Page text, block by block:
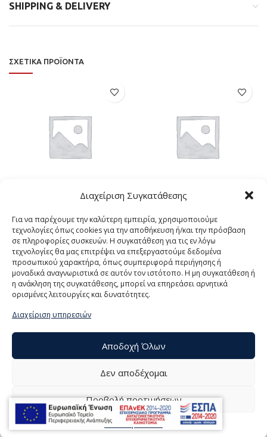
Διαχείριση Συγκατάθεσης
Για να παρέχουμε την καλύτερη εμπειρία, χρησιμοποιούμε
τεχνολογίες όπως cookies για την αποθήκευση ή/και την πρόσβαση
σε πληροφορίες συσκευών. Η συγκατάθεση για τις εν λόγω
τεχνολογίες θα μας επιτρέψει να επεξεργαστούμε δεδομένα
προσωπικού χαρακτήρα, όπως συμπεριφορά περιήγησης ή
μοναδικά αναγνωριστικά σε αυτόν τον ιστότοπο. Η μη συγκατάθεση ή
η ανάκληση της συγκατάθεσης, μπορεί να επηρεάσει αρνητικά
ορισμένες λειτουργίες και δυνατότητες.
Διαχείριση υπηρεσιών
Αποδοχή Όλων
Δεν αποδέχομαι
Προβολή προτιμήσεων
Πολιτική Cookies
SHIPPING & DELIVERY
ΣΧΕΤΙΚΆ ΠΡΟΪΌΝΤΑ
© 2021 ΤΟΥΜΠΕΛΗΣ Α.Ε., All Rights Reserved | Powered by